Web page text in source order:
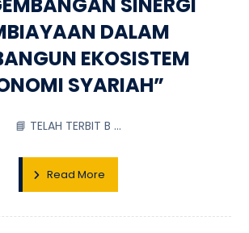
DALAM
EKOSISTEM
SYARIAH”
📘 TELAH TERBIT B ...
Read More